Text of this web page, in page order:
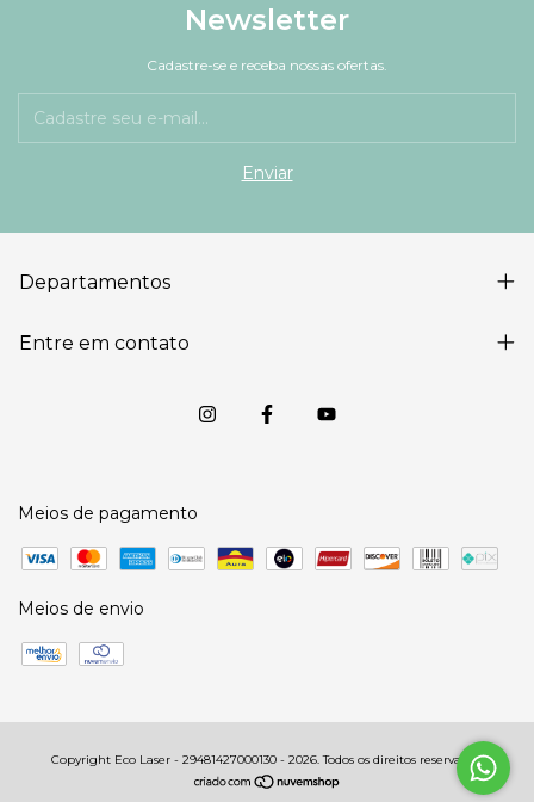
Newsletter
Cadastre-se e receba nossas ofertas.
Departamentos
Entre em contato
Meios de pagamento
Meios de envio
Copyright Eco Laser - 29481427000130 - 2026. Todos os direitos reservados.